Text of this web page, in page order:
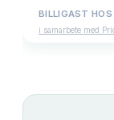
BILLIGAST HOS
i samarbete med